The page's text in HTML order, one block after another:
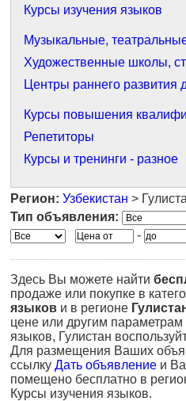
Курсы изучения языков
Музыкальные,
Художественные школы,
Центры раннего развития
Курсы повышения
Репетиторы
Курсы и тренинги - разное
Регион: Узбекистан >
Тип объявления:
-
Здесь Вы можете найти
продаже или покупке в
языков и в регионе
цене или другим
языков, Гулистан
Для размещения Ваших
ссылку Дать объявление и
помещено бесплатно в
Курсы изучения языков.